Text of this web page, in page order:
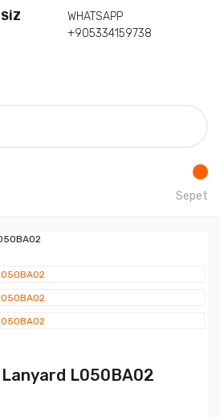
WHATSAPP
+905334159738
Sepet
L050BA02